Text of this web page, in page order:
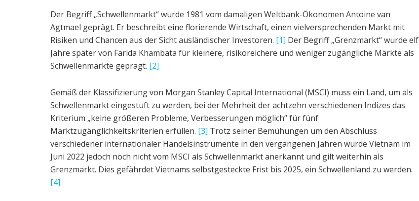
Der Begriff „Schwellenmarkt“ wurde 1981 vom damaligen Weltbank-Ökonomen Antoine van
Agtmael geprägt. Er beschreibt eine florierende Wirtschaft, einen vielversprechenden Markt mit
Risiken und Chancen aus der Sicht ausländischer Investoren. [1] Der Begriff „Grenzmarkt“ wurde elf
Jahre später von Farida Khambata für kleinere, risikoreichere und weniger zugängliche Märkte als
Schwellenmärkte geprägt. [2]
Gemäß der Klassifizierung von Morgan Stanley Capital International (MSCI) muss ein Land, um als
Schwellenmarkt eingestuft zu werden, bei der Mehrheit der achtzehn verschiedenen Indizes das
Kriterium „keine größeren Probleme, Verbesserungen möglich“ für fünf
Marktzugänglichkeitskriterien erfüllen. [3] Trotz seiner Bemühungen um den Abschluss
verschiedener internationaler Handelsinstrumente in den vergangenen Jahren wurde Vietnam im
Juni 2022 jedoch noch nicht vom MSCI als Schwellenmarkt anerkannt und gilt weiterhin als
Grenzmarkt. Dies gefährdet Vietnams selbstgesteckte Frist bis 2025, ein Schwellenland zu werden.
[4]